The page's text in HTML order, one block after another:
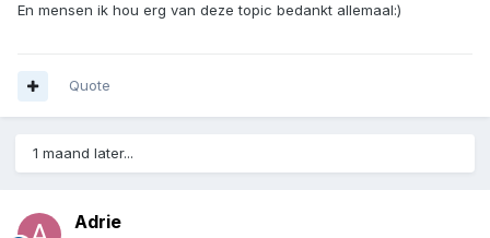
En mensen ik hou erg van deze topic bedankt allemaal:)
Quote
1 maand later...
Adrie